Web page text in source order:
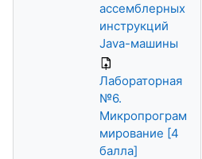
ассемблерных
инструкций
Java-машины
Лабораторная
№6.
Микропрограм
мирование [4
балла]